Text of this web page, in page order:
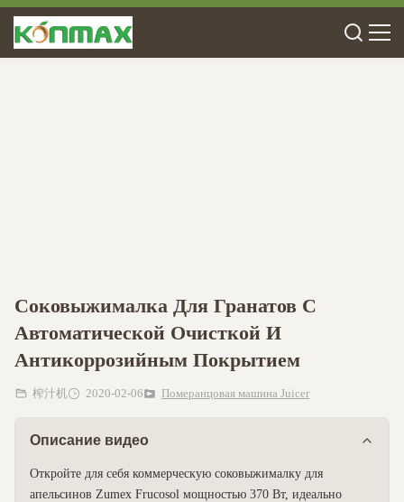
Соковыжималка Для Гранатов С
Автоматической Очисткой И
Антикоррозийным Покрытием
榨汁机 2020-02-06 Померанцовая машина Juicer
Описание видео
Откройте для себя коммерческую соковыжималку для
апельсинов Zumex Frucosol мощностью 370 Вт, идеально